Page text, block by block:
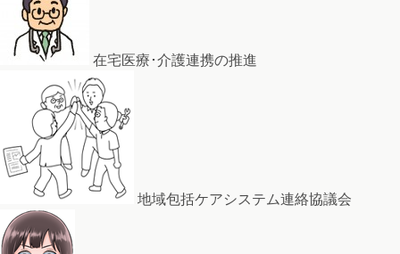
在宅医療･介護連携の推進
地域包括ケアシステム連絡協議会